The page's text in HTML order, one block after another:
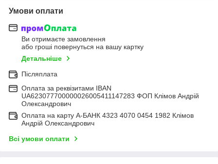
Умови оплати
Ви отримаєте замовлення
або гроші повернуться на вашу картку
Детальніше
Післяплата
Оплата за реквізитами IBAN
UA623077700000026005411147283 ФОП Клімов Андрій
Олександрович
Оплата на карту А-БАНК 4323 4070 0454 1982 Клімов
Андрій Олександрович
Всі умови оплати